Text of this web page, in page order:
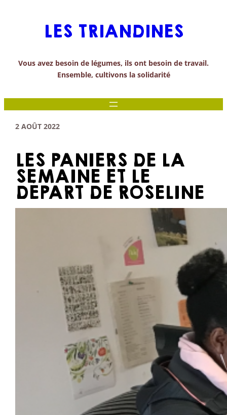
LES TRIANDINES
Vous avez besoin de légumes, ils ont besoin de travail.
Ensemble, cultivons la solidarité
2 AOÛT 2022
LES PANIERS DE LA
SEMAINE ET LE
DÉPART DE ROSELINE